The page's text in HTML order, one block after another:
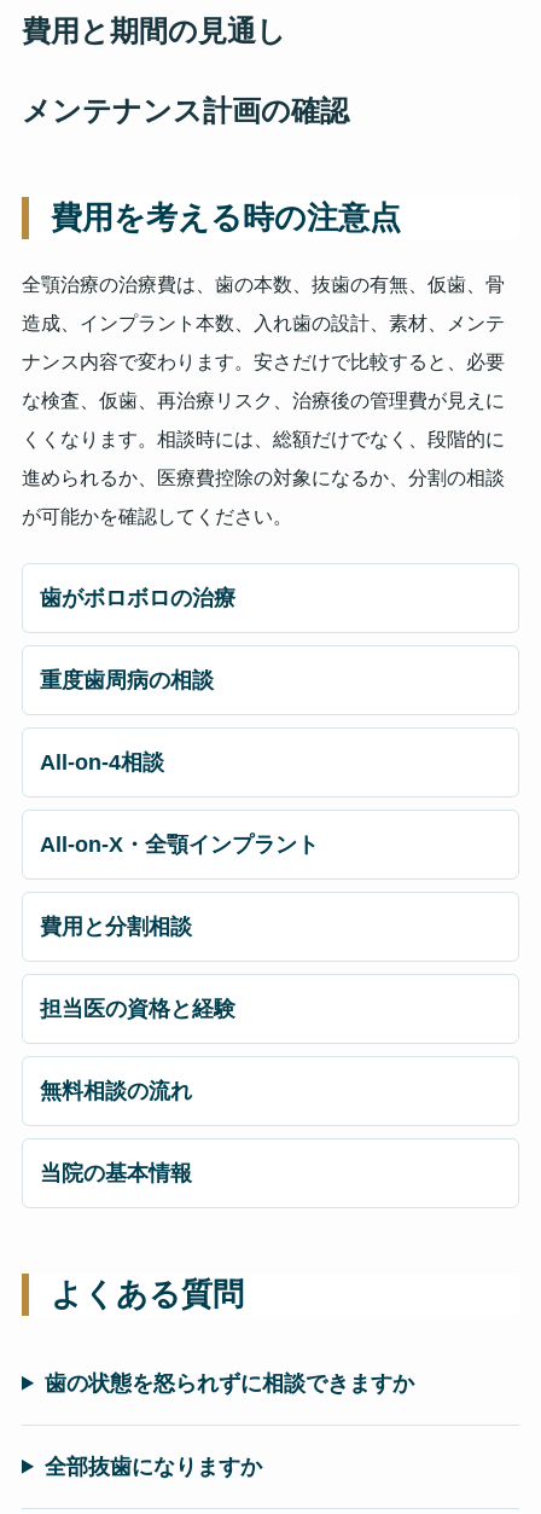
費用と期間の見通し
メンテナンス計画の確認
費用を考える時の注意点
全顎治療の治療費は、歯の本数、抜歯の有無、仮歯、骨
造成、インプラント本数、入れ歯の設計、素材、メンテ
ナンス内容で変わります。安さだけで比較すると、必要
な検査、仮歯、再治療リスク、治療後の管理費が見えに
くくなります。相談時には、総額だけでなく、段階的に
進められるか、医療費控除の対象になるか、分割の相談
が可能かを確認してください。
歯がボロボロの治療
重度歯周病の相談
All-on-4相談
All-on-X・全顎インプラント
費用と分割相談
担当医の資格と経験
無料相談の流れ
当院の基本情報
よくある質問
歯の状態を怒られずに相談できますか
全部抜歯になりますか